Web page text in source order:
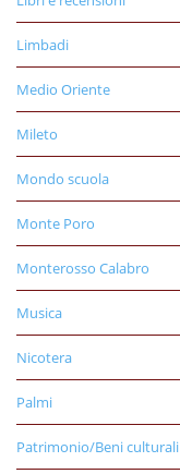
Limbadi
Medio Oriente
Mileto
Mondo scuola
Monte Poro
Monterosso Calabro
Musica
Nicotera
Palmi
Patrimonio/Beni culturali